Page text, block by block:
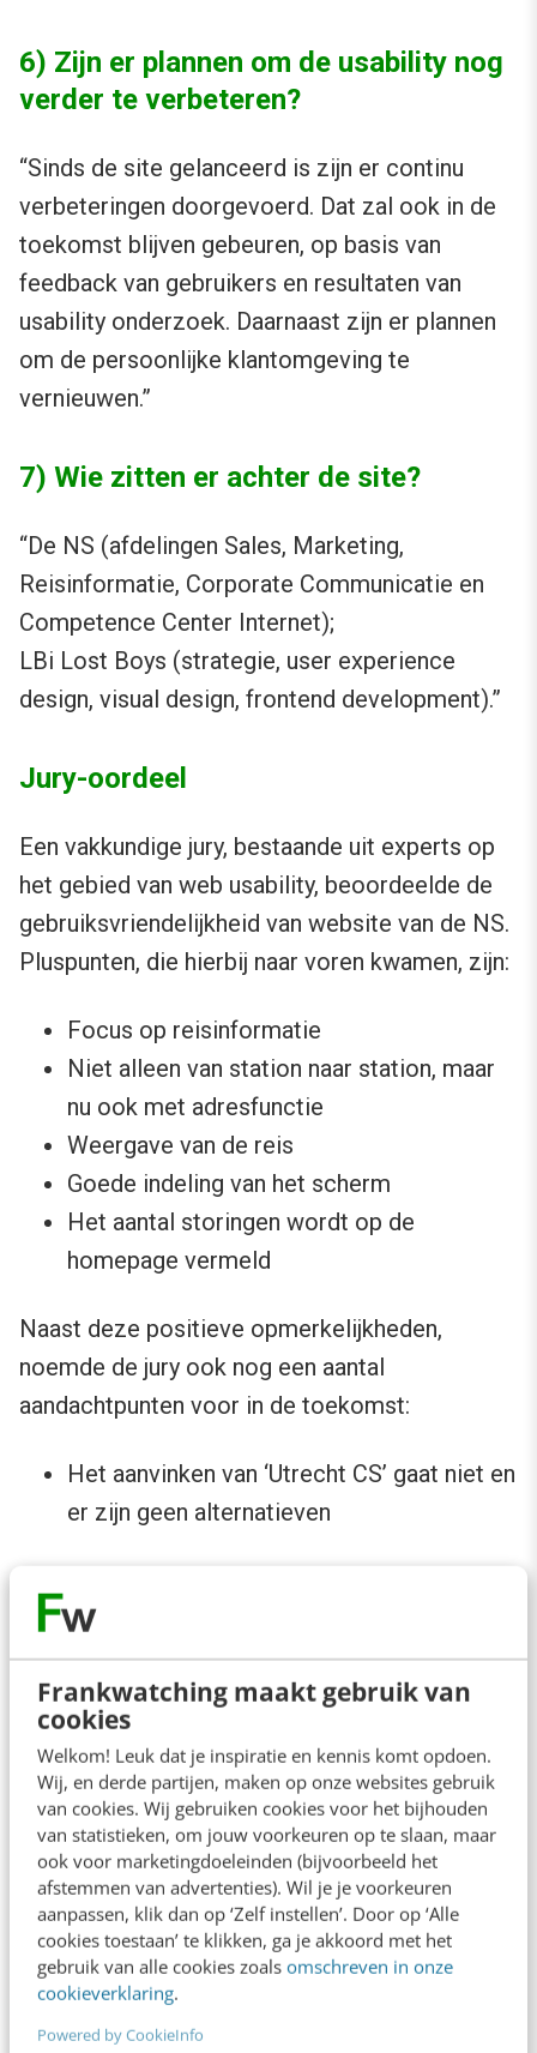
Frankwatching maakt gebruik van
cookies
Welkom! Leuk dat je inspiratie en kennis komt opdoen.
Wij, en derde partijen, maken op onze websites gebruik
van cookies. Wij gebruiken cookies voor het bijhouden
van statistieken, om jouw voorkeuren op te slaan, maar
ook voor marketingdoeleinden (bijvoorbeeld het
afstemmen van advertenties). Wil je je voorkeuren
aanpassen, klik dan op ‘Zelf instellen’. Door op ‘Alle
cookies toestaan’ te klikken, ga je akkoord met het
gebruik van alle cookies zoals omschreven in onze
cookieverklaring.
Powered by CookieInfo
6) Zijn er plannen om de usability nog
verder te verbeteren?
“Sinds de site gelanceerd is zijn er continu
verbeteringen doorgevoerd. Dat zal ook in de
toekomst blijven gebeuren, op basis van
feedback van gebruikers en resultaten van
usability onderzoek. Daarnaast zijn er plannen
om de persoonlijke klantomgeving te
vernieuwen.”
7) Wie zitten er achter de site?
“De NS (afdelingen Sales, Marketing,
Reisinformatie, Corporate Communicatie en
Competence Center Internet);
LBi Lost Boys (strategie, user experience
design, visual design, frontend development).”
Jury-oordeel
Een vakkundige jury, bestaande uit experts op
het gebied van web usability, beoordeelde de
gebruiksvriendelijkheid van website van de NS.
Pluspunten, die hierbij naar voren kwamen, zijn:
Focus op reisinformatie
Niet alleen van station naar station, maar
nu ook met adresfunctie
Weergave van de reis
Goede indeling van het scherm
Het aantal storingen wordt op de
homepage vermeld
Naast deze positieve opmerkelijkheden,
noemde de jury ook nog een aantal
aandachtpunten voor in de toekomst:
Het aanvinken van ‘Utrecht CS’ gaat niet en
er zijn geen alternatieven
Stem nu!
Ben je helemaal enthousiast geworden over
deze NS-website? Breng dathierdirect je
stem uit op de NS-website!
Wil je eerst de andere websites bekeken om te
bepalen welke website jij het meest
gebruiksvriendelijk vindt? Tot 19 mei kun je
stemmen op je favoriete website!
Onder de stemmers zal een prijs
verloot worden: een